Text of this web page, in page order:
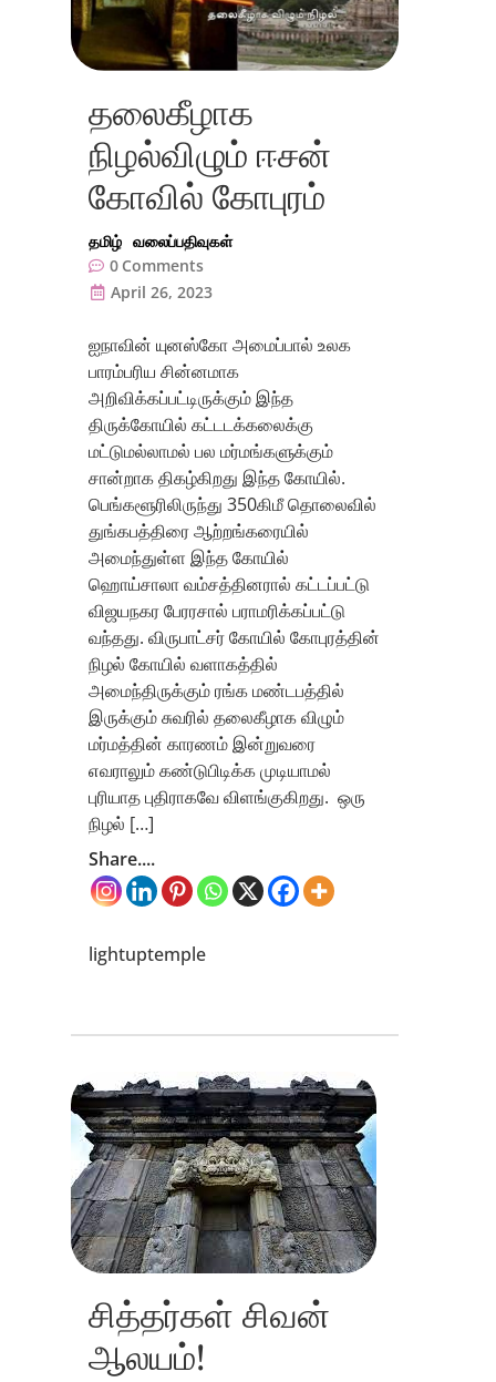
தலைகீழாக
நிழல்விழும் ஈசன்
கோவில் கோபுரம்
தமிழ் வலைப்பதிவுகள்
0 Comments
April 26, 2023
ஐநாவின் யுனஸ்கோ அமைப்பால் உலக
பாரம்பரிய சின்னமாக
அறிவிக்கப்பட்டிருக்கும் இந்த
திருக்கோயில் கட்டடக்கலைக்கு
மட்டுமல்லாமல் பல மர்மங்களுக்கும்
சான்றாக திகழ்கிறது இந்த கோயில்.
பெங்களூரிலிருந்து 350கிமீ தொலைவில்
துங்கபத்திரை ஆற்றங்கரையில்
அமைந்துள்ள இந்த கோயில்
ஹொய்சாலா வம்சத்தினரால் கட்டப்பட்டு
விஜயநகர பேரரசால் பராமரிக்கப்பட்டு
வந்தது. விருபாட்சர் கோயில் கோபுரத்தின்
நிழல் கோயில் வளாகத்தில்
அமைந்திருக்கும் ரங்க மண்டபத்தில்
இருக்கும் சுவரில் தலைகீழாக விழும்
மர்மத்தின் காரணம் இன்றுவரை
எவராலும் கண்டுபிடிக்க முடியாமல்
புரியாத புதிராகவே விளங்குகிறது. ஒரு
நிழல் […]
Share....
lightuptemple
சித்தர்கள் சிவன்
ஆலயம்!